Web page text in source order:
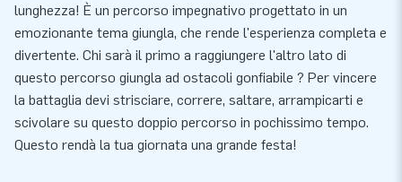
lunghezza! È un percorso impegnativo progettato in un
emozionante tema giungla, che rende l'esperienza completa e
divertente. Chi sarà il primo a raggiungere l'altro lato di
questo percorso giungla ad ostacoli gonfiabile ? Per vincere
la battaglia devi strisciare, correre, saltare, arrampicarti e
scivolare su questo doppio percorso in pochissimo tempo.
Questo rendà la tua giornata una grande festa!